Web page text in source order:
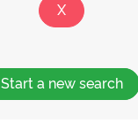
Start a new search